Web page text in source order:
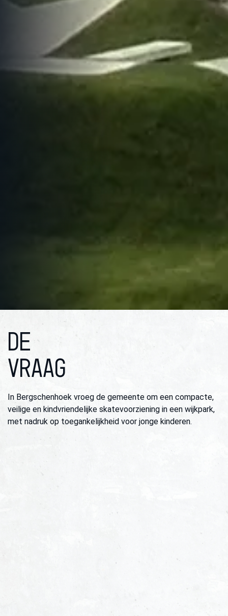
DE
VRAAG
In Bergschenhoek vroeg de gemeente om een compacte,
veilige en kindvriendelijke skatevoorziening in een wijkpark,
met nadruk op toegankelijkheid voor jonge kinderen.